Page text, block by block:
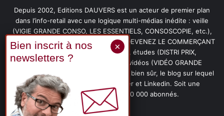
Depuis 2002, Editions DAUVERS est un acteur de premier plan
dans l’info-retail avec une logique multi-médias inédite : veille
(VIGIE GRANDE CONSO, LES ESSENTIELS, CONSOSCOPIE, etc.),
livres (PENSER-CLIENT, IMAGE-PRIX, DEVENEZ LE COMMERÇANT
PRÉFÉRÉ DE VOS CLIENTS, etc.), études (DISTRI PRIX,
PROMOFLASH, DRIVE INSIGHTS), vidéos (VIDÉO GRANDE
CONSO), podcasts (CAFÉ CONSO) et, bien sûr, le blog sur lequel
vous êtes, ainsi que les fils Twitter et Linkedin. Soit une
communauté de plus de 150 000 abonnés.